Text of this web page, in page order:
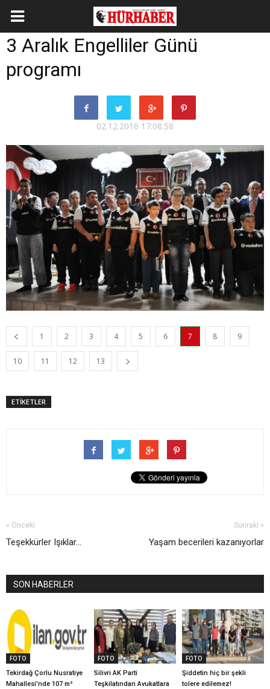
3 Aralık Engelliler Günü
programı
02.12.2016 17:08:58
1 2 3 4 5 6 7 8 9
10 11 12 13
ETİKETLER
« Önceki
Teşekkürler Işıklar...
Sonraki »
Yaşam becerileri kazanıyorlar
SON HABERLER
FOTO
Tekirdağ Çorlu Nusratiye
Mahallesi'nde 107 m²
FOTO
Silivri AK Parti
Teşkilatından Avukatlara
FOTO
Şiddetin hiç bir şekli
tolere edilemez!